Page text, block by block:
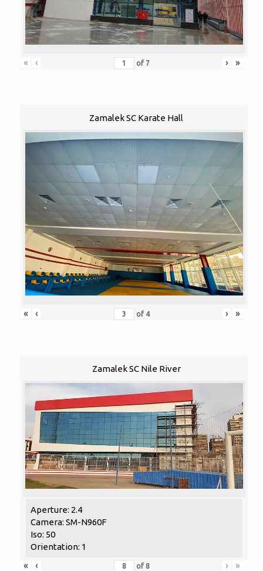
« ‹ of 7 › »
Zamalek SC Karate Hall
« ‹ of 4 › »
Zamalek SC Nile River
Aperture: 2.4
Camera: SM-N960F
Iso: 50
Orientation: 1
«
‹ of 8 › »